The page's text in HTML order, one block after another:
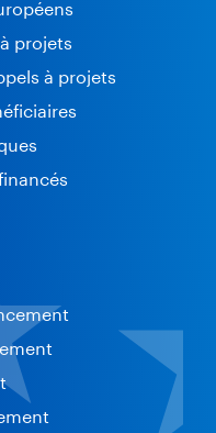
projets
à projets